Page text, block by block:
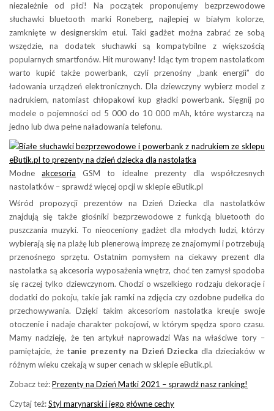
niezależnie od płci! Na początek proponujemy bezprzewodowe
słuchawki bluetooth marki Roneberg, najlepiej w białym kolorze,
zamknięte w designerskim etui. Taki gadżet można zabrać ze sobą
wszędzie, na dodatek słuchawki są kompatybilne z większością
popularnych smartfonów. Hit murowany! Idąc tym tropem nastolatkom
warto kupić także powerbank, czyli przenośny „bank energii” do
ładowania urządzeń elektronicznych. Dla dziewczyny wybierz model z
nadrukiem, natomiast chłopakowi kup gładki powerbank. Sięgnij po
modele o pojemności od 5 000 do 10 000 mAh, które wystarczą na
jedno lub dwa pełne naładowania telefonu.
Modneakcesoria GSM to idealne prezenty dla współczesnych
nastolatków – sprawdź więcej opcji w sklepie eButik.pl
Wśród propozycji prezentów na Dzień Dziecka dla nastolatków
znajdują się także głośniki bezprzewodowe z funkcją bluetooth do
puszczania muzyki. To nieoceniony gadżet dla młodych ludzi, którzy
wybierają się na plażę lub plenerową imprezę ze znajomymi i potrzebują
przenośnego sprzętu. Ostatnim pomysłem na ciekawy prezent dla
nastolatka są akcesoria wyposażenia wnętrz, choć ten zamysł spodoba
się raczej tylko dziewczynom. Chodzi o wszelkiego rodzaju dekoracje i
dodatki do pokoju, takie jak ramki na zdjęcia czy ozdobne pudełka do
przechowywania. Dzięki takim akcesoriom nastolatka kreuje swoje
otoczenie i nadaje charakter pokojowi, w którym spędza sporo czasu.
Mamy nadzieję, że ten artykuł naprowadzi Was na właściwe tory –
pamiętajcie, że tanie prezenty na Dzień Dziecka dla dzieciaków w
różnym wieku czekają w super cenach w sklepie eButik.pl.
Zobacz też:Prezenty na Dzień Matki 2021 – sprawdź nasz ranking!
Czytaj też:Styl marynarski i jego główne cechy